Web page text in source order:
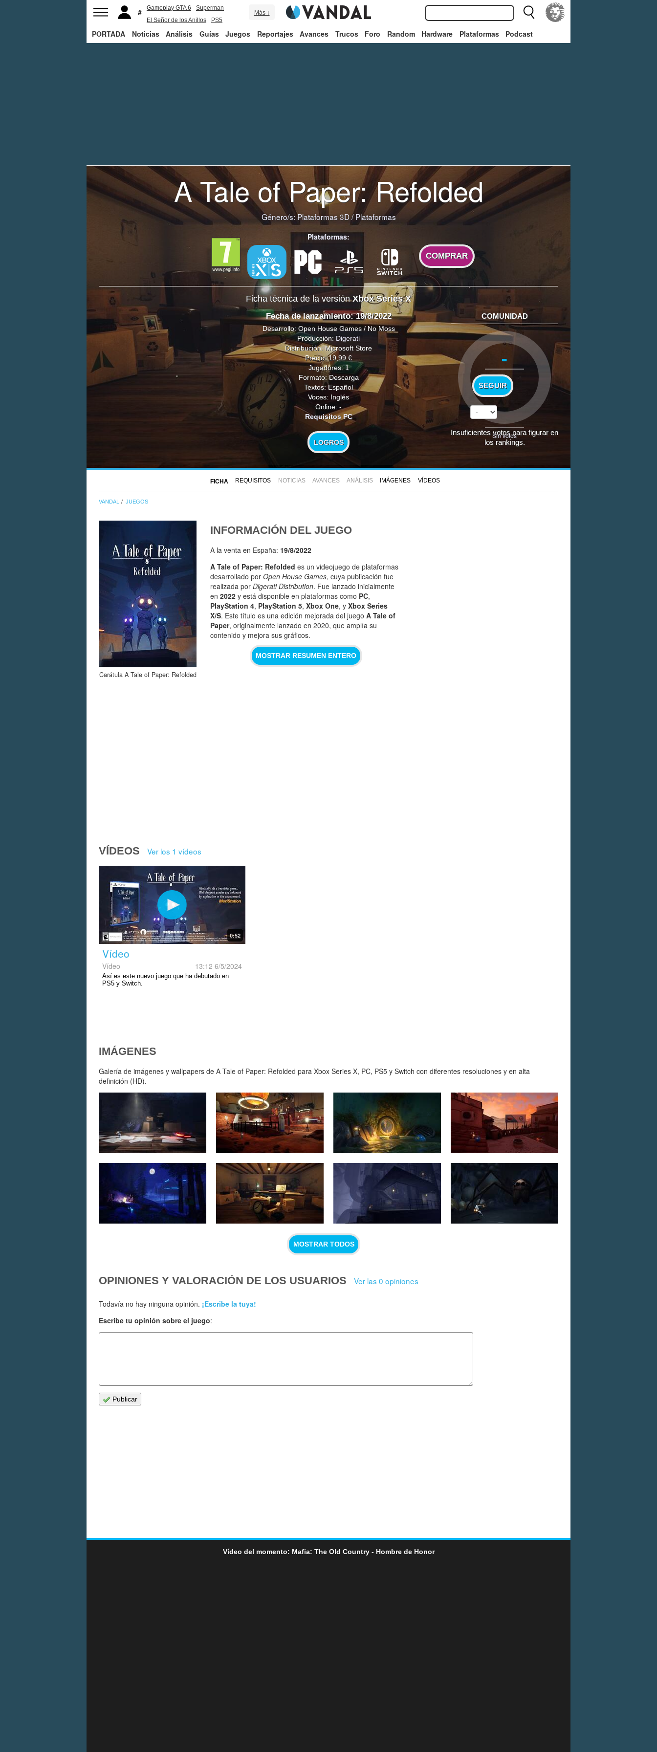
Gameplay GTA 6
Superman
El Señor de los Anillos
PS5
Más ↓
PORTADA Noticias Análisis Guías Juegos Reportajes Avances Trucos Foro Random Hardware Plataformas Podcast
A Tale of Paper: Refolded
Género/s:Plataformas 3D/Plataformas
Plataformas:
COMPRAR
Ficha técnica de la versiónXbox Series X
Fecha de lanzamiento: 19/8/2022
Desarrollo: Open House Games / No Moss
Producción: Digerati
Distribución: Microsoft Store
Precio: 19,99 €
Jugadores: 1
Formato: Descarga
Textos: Español
Voces: Inglés
Online: -
Requisitos PC
LOGROS
COMUNIDAD
-
SEGUIR
Sin votos
Insuficientes votos para figurar en
los rankings.
FICHA REQUISITOS NOTICIAS AVANCES ANÁLISIS IMÁGENES VÍDEOS
VANDAL JUEGOS
Carátula A Tale of Paper: Refolded
INFORMACIÓN DEL JUEGO
A la venta en España: 19/8/2022
A Tale of Paper: Refolded es un videojuego de plataformas
desarrollado por Open House Games, cuya publicación fue
realizada por Digerati Distribution. Fue lanzado inicialmente
en 2022 y está disponible en plataformas como PC,
PlayStation 4, PlayStation 5, Xbox One, y Xbox Series
X/S. Este título es una edición mejorada del juego A Tale of
Paper, originalmente lanzado en 2020, que amplía su
contenido y mejora sus gráficos.
MOSTRAR RESUMEN ENTERO
VÍDEOS Ver los 1 vídeos
0:52
Vídeo
Vídeo 13:12 6/5/2024
Así es este nuevo juego que ha debutado en
PS5 y Switch.
IMÁGENES
Galería de imágenes y wallpapers de A Tale of Paper: Refolded para Xbox Series X, PC, PS5 y Switch con diferentes resoluciones y en alta
definición (HD).
MOSTRAR TODOS
OPINIONES Y VALORACIÓN DE LOS USUARIOS Ver las 0 opiniones
Todavía no hay ninguna opinión. ¡Escribe la tuya!
Escribe tu opinión sobre el juego:
Publicar
Vídeo del momento: Mafia: The Old Country - Hombre de Honor